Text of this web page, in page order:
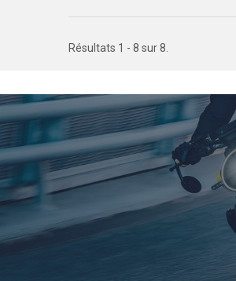
Résultats 1 - 8 sur 8.